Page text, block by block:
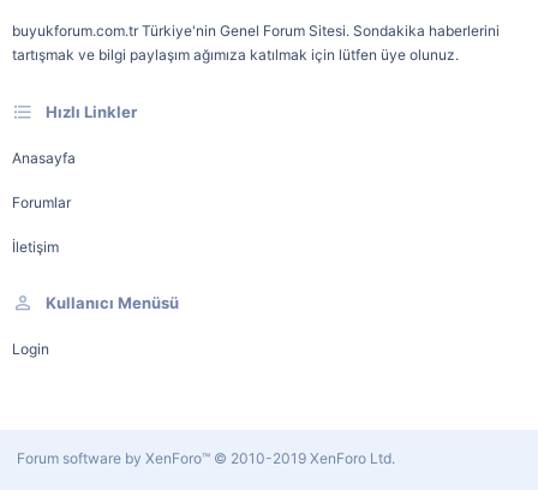
buyukforum.com.tr Türkiye'nin Genel Forum Sitesi. Sondakika haberlerini
tartışmak ve bilgi paylaşım ağımıza katılmak için lütfen üye olunuz.
Hızlı Linkler
Anasayfa
Forumlar
İletişim
Kullanıcı Menüsü
Login
Forum software by XenForo™ © 2010-2019 XenForo Ltd.